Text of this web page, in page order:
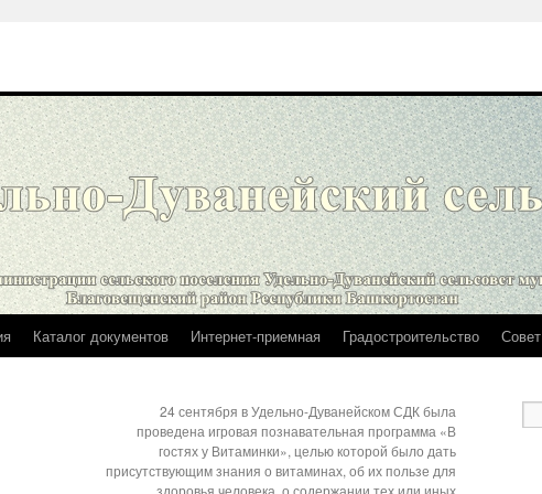
Каталог документов Интернет-приемная Градостроительство Совет
24 сентября в Удельно-Дуванейском СДК была
проведена игровая познавательная программа «В
гостях у Витаминки», целью которой было дать
присутствующим знания о витаминах, об их пользе для
здоровья человека, о содержании тех или иных